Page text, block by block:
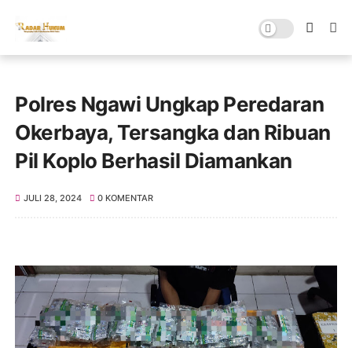
Polres Ngawi Ungkap Peredaran
Okerbaya, Tersangka dan Ribuan
Pil Koplo Berhasil Diamankan
JULI 28, 2024 0 KOMENTAR